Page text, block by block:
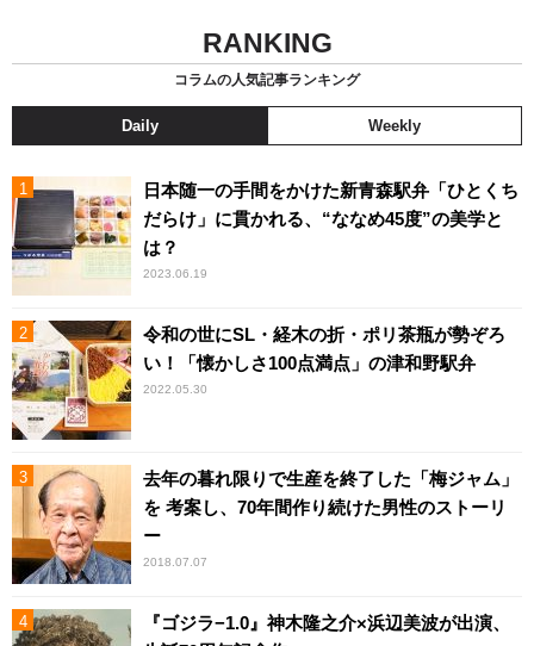
RANKING
コラムの人気記事ランキング
Daily Weekly
日本随一の手間をかけた新青森駅弁「ひとくち
だらけ」に貫かれる、“ななめ45度”の美学と
は？
2023.06.19
令和の世にSL・経木の折・ポリ茶瓶が勢ぞろ
い！「懐かしさ100点満点」の津和野駅弁
2022.05.30
去年の暮れ限りで生産を終了した「梅ジャム」
を 考案し、70年間作り続けた男性のストーリ
ー
2018.07.07
『ゴジラ−1.0』神木隆之介×浜辺美波が出演、